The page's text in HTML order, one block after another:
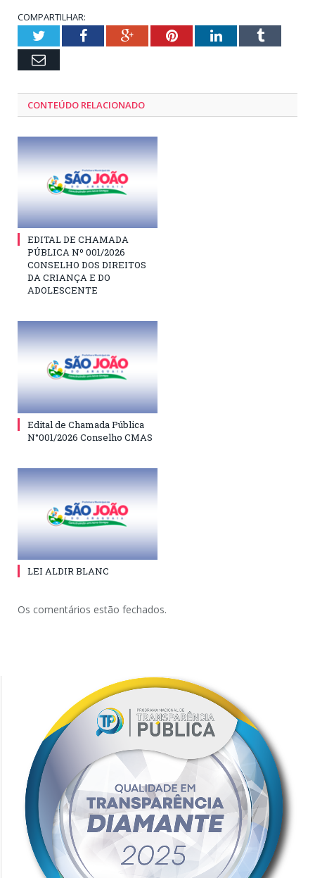
COMPARTILHAR:
TwitterFacebookGoogle+PinterestLinkedInTumblr
Email
CONTEÚDO RELACIONADO
EDITAL DE CHAMADA
PÚBLICA Nº 001/2026
CONSELHO DOS DIREITOS
DA CRIANÇA E DO
ADOLESCENTE
Edital de Chamada Pública
N°001/2026 Conselho CMAS
LEI ALDIR BLANC
Os comentários estão fechados.